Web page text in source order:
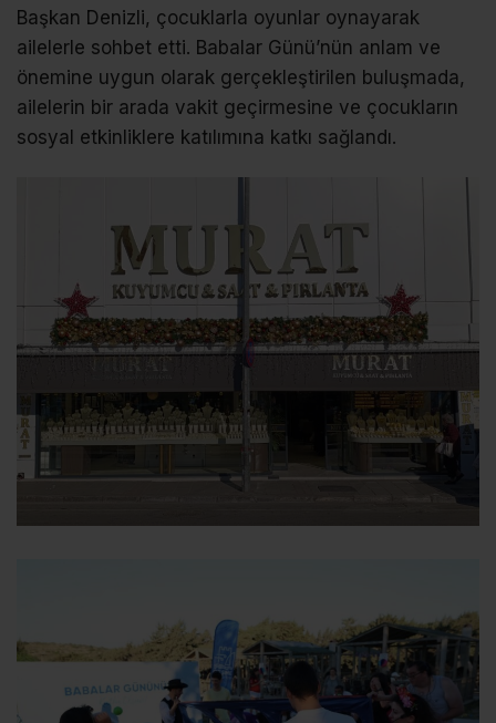
Başkan Denizli, çocuklarla oyunlar oynayarak
ailelerle sohbet etti. Babalar Günü’nün anlam ve
önemine uygun olarak gerçekleştirilen buluşmada,
ailelerin bir arada vakit geçirmesine ve çocukların
sosyal etkinliklere katılımına katkı sağlandı.